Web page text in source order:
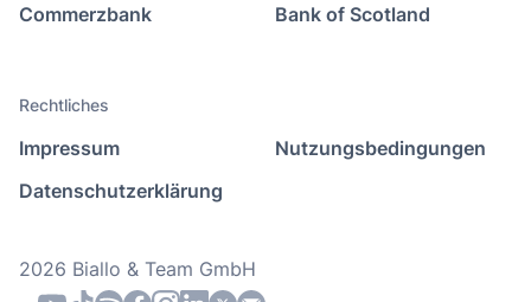
Commerzbank
Bank of Scotland
Rechtliches
Impressum
Datenschutzerklärung
Nutzungsbedingungen
2026 Biallo & Team GmbH